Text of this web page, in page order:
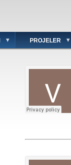
PROJELER